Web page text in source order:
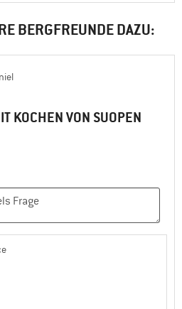
BERGFREUNDE DAZU:
KOCHEN VON SUOPEN